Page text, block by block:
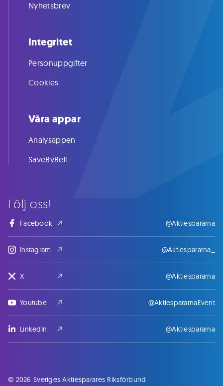
Följ oss!
Facebook @Aktiespararna
Instagram @Aktiespararna_
X @Aktiespararna
Youtube @AktiespararnaEvent
LinkedIn @Aktiespararna
Nyhetsbrev
Integritet
Personuppgifter
Cookies
Våra appar
Analysappen
SaveByBell
© 2026 Sveriges Aktiesparares Riksförbund